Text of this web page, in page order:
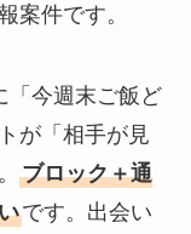
案件です。
「今週末ご飯ど
が「相手が見
ブロック＋通
です。出会い